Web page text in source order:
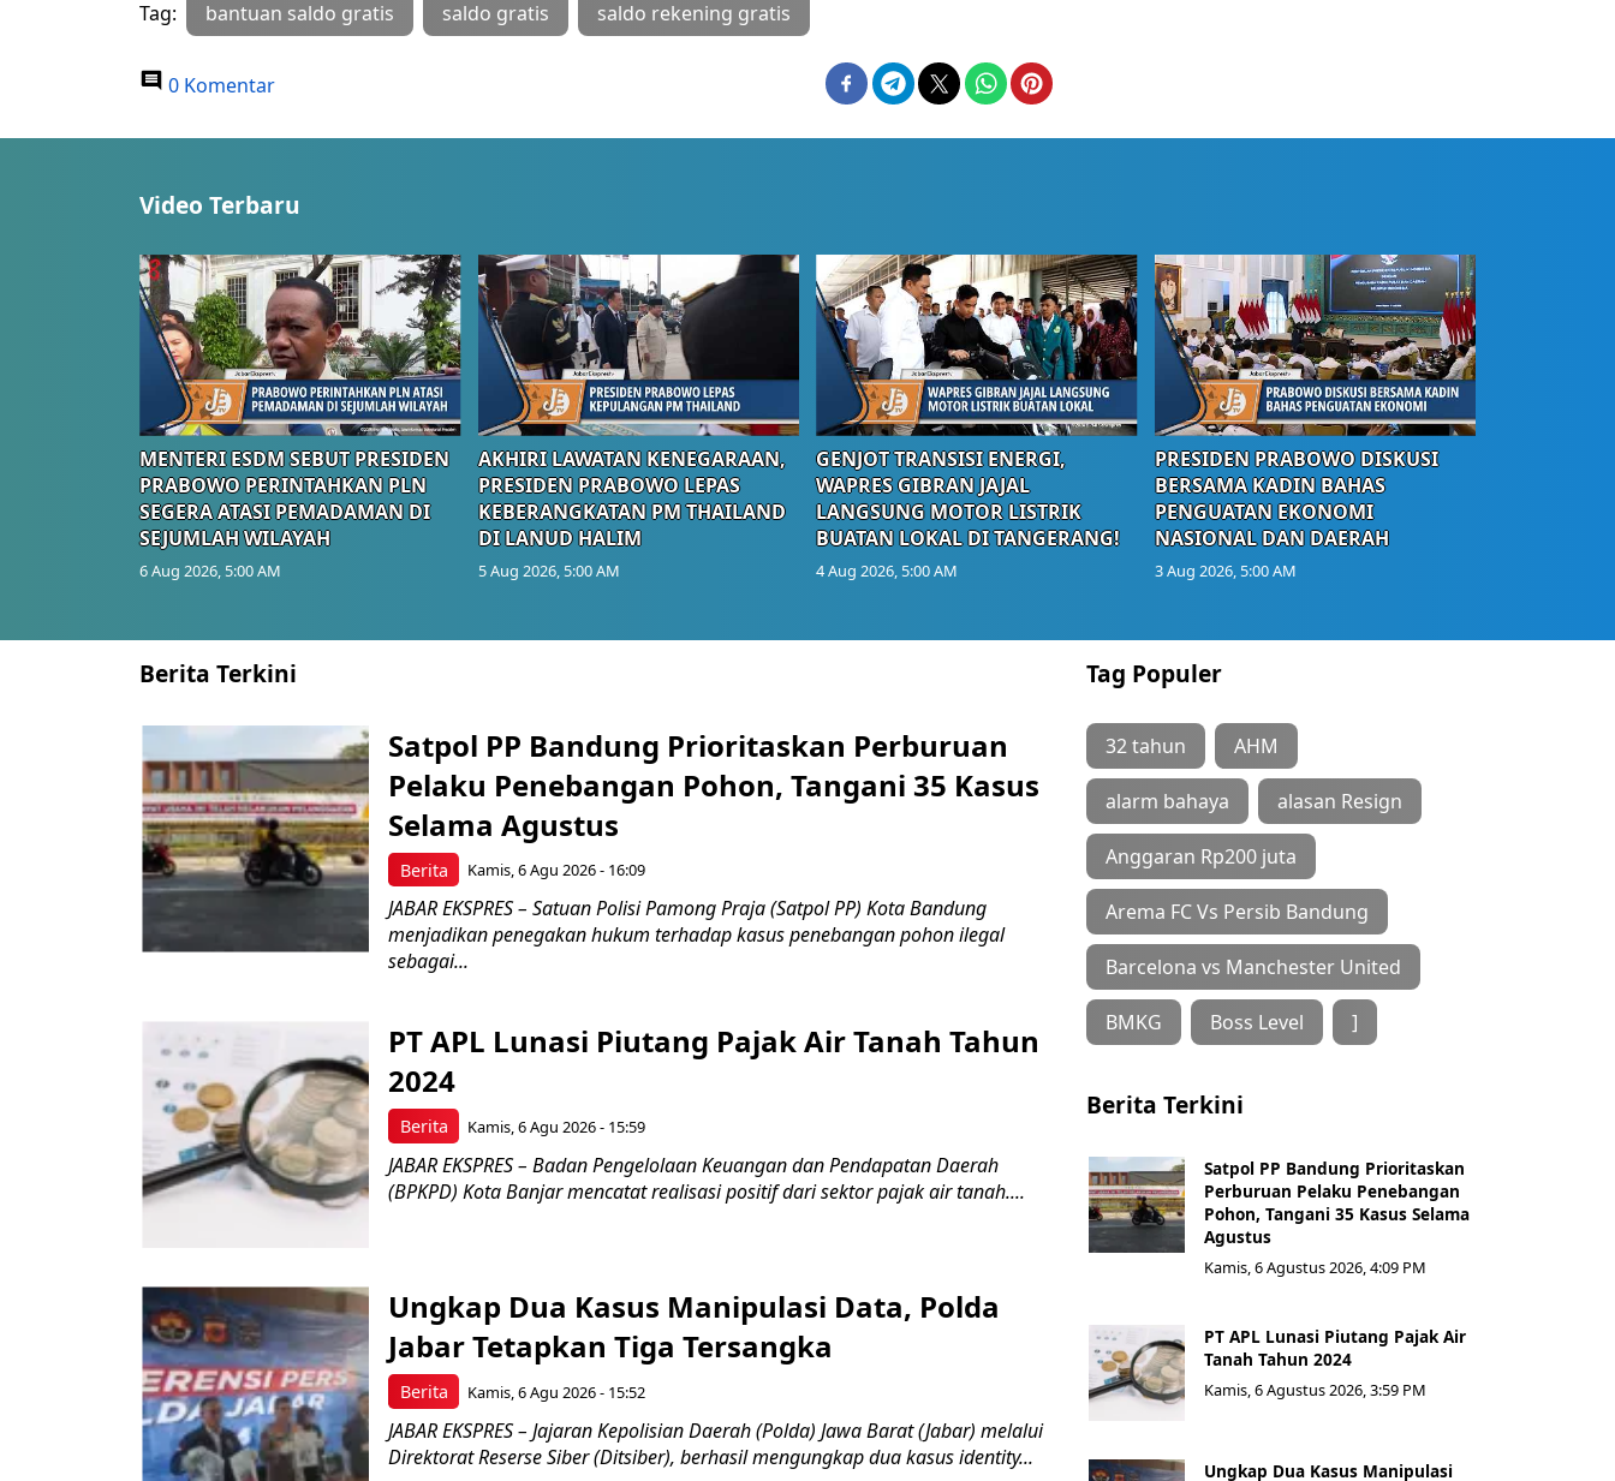
Tag: bantuan saldo gratis saldo gratis saldo rekening gratis
0 Komentar
Video Terbaru
MENTERI ESDM SEBUT PRESIDEN
PRABOWO PERINTAHKAN PLN
SEGERA ATASI PEMADAMAN DI
SEJUMLAH WILAYAH
6 Aug 2026, 5:00 AM
AKHIRI LAWATAN KENEGARAAN,
PRESIDEN PRABOWO LEPAS
KEBERANGKATAN PM THAILAND
DI LANUD HALIM
5 Aug 2026, 5:00 AM
GENJOT TRANSISI ENERGI,
WAPRES GIBRAN JAJAL
LANGSUNG MOTOR LISTRIK
BUATAN LOKAL DI TANGERANG!
4 Aug 2026, 5:00 AM
PRESIDEN PRABOWO DISKUSI
BERSAMA KADIN BAHAS
PENGUATAN EKONOMI
NASIONAL DAN DAERAH
3 Aug 2026, 5:00 AM
Berita Terkini
Berita
Satpol PP Bandung Prioritaskan Perburuan
Pelaku Penebangan Pohon, Tangani 35 Kasus
Selama Agustus
Kamis, 6 Agu 2026 - 16:09
JABAR EKSPRES – Satuan Polisi Pamong Praja (Satpol PP) Kota Bandung
menjadikan penegakan hukum terhadap kasus penebangan pohon ilegal
sebagai...
Berita
PT APL Lunasi Piutang Pajak Air Tanah Tahun
2024
Kamis, 6 Agu 2026 - 15:59
JABAR EKSPRES – Badan Pengelolaan Keuangan dan Pendapatan Daerah
(BPKPD) Kota Banjar mencatat realisasi positif dari sektor pajak air tanah....
Berita
Ungkap Dua Kasus Manipulasi Data, Polda
Jabar Tetapkan Tiga Tersangka
Kamis, 6 Agu 2026 - 15:52
JABAR EKSPRES – Jajaran Kepolisian Daerah (Polda) Jawa Barat (Jabar) melalui
Direktorat Reserse Siber (Ditsiber), berhasil mengungkap dua kasus identity...
Tag Populer
32 tahun AHM
alarm bahaya alasan Resign
Anggaran Rp200 juta
Arema FC Vs Persib Bandung
Barcelona vs Manchester United
BMKG Boss Level ]
Berita Terkini
Satpol PP Bandung Prioritaskan
Perburuan Pelaku Penebangan
Pohon, Tangani 35 Kasus Selama
Agustus
Kamis, 6 Agustus 2026, 4:09 PM
PT APL Lunasi Piutang Pajak Air
Tanah Tahun 2024
Kamis, 6 Agustus 2026, 3:59 PM
Ungkap Dua Kasus Manipulasi